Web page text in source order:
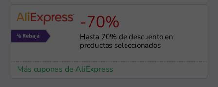
-70%
Hasta 70% de descuento en
productos seleccionados
Más cupones de AliExpress